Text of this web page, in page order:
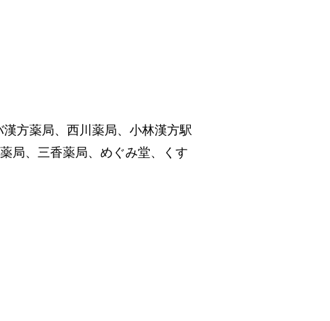
方薬局、西川薬局、小林漢方駅
局、三香薬局、めぐみ堂、くす